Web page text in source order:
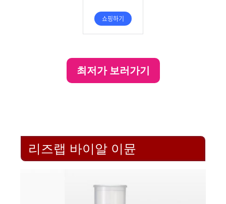
최저가 보러가기
리즈랩 바이알 이뮨